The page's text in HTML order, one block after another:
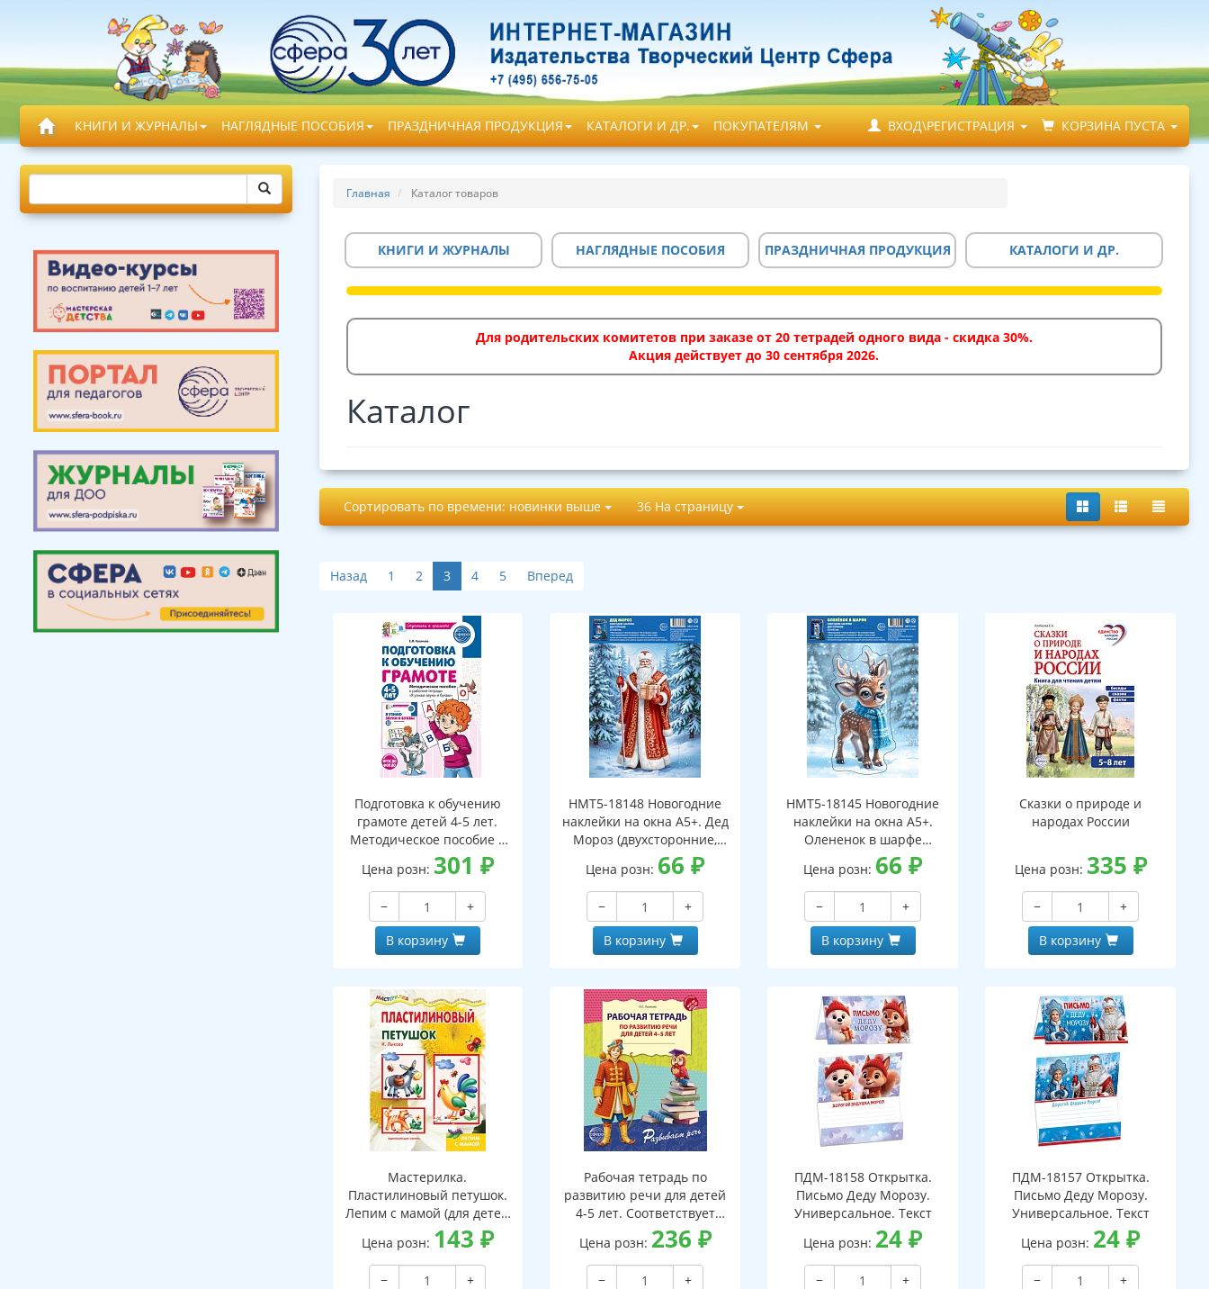
КНИГИ И ЖУРНАЛЫ НАГЛЯДНЫЕ ПОСОБИЯ ПРАЗДНИЧНАЯ ПРОДУКЦИЯ КАТАЛОГИ И ДР. ПОКУПАТЕЛЯМ ВХОД\РЕГИСТРАЦИЯ КОРЗИНА ПУСТА
Главная Каталог товаров
КНИГИ И ЖУРНАЛЫ НАГЛЯДНЫЕ ПОСОБИЯ ПРАЗДНИЧНАЯ ПРОДУКЦИЯ КАТАЛОГИ И ДР.
Для родительских комитетов при заказе от 20 тетрадей одного вида - скидка 30%.
Акция действует до 30 сентября 2026.
Каталог
Сортировать по времени: новинки выше 36 На страницу
Назад 1 2 3 4 5 Вперед
Подготовка к обучению
грамоте детей 4-5 лет.
Методическое пособие к
рабочей тетради "Я узнаю
звуки и буквы"
Цена розн: 301 ₽
−
+
В корзину
НМТ5-18148 Новогодние
наклейки на окна А5+. Дед
Мороз (двухсторонние,
видны с обеих сторон,
многоразовые)
Цена розн: 66₽
−
+
В корзину
НМТ5-18145 Новогодние
наклейки на окна А5+.
Олененок в шарфе
(двухсторонние, видны с
обеих сторон,
многоразовые)
Цена розн: 66₽
−
+
В корзину
Сказки о природе и
народах России
Цена розн: 335 ₽
−
+
В корзину
Мастерилка.
Пластилиновый петушок.
Лепим с мамой (для детей
5-7 лет)
Цена розн: 143 ₽
−
+
Рабочая тетрадь по
развитию речи для детей
4-5 лет. Соответствует
ФГОС ДО - 3-е изд испр.
Цена розн: 236 ₽
−
+
ПДМ-18158 Открытка.
Письмо Деду Морозу.
Универсальное. Текст
Цена розн: 24₽
−
+
ПДМ-18157 Открытка.
Письмо Деду Морозу.
Универсальное. Текст
Цена розн: 24₽
−
+